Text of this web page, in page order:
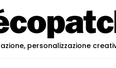
personalizzazione